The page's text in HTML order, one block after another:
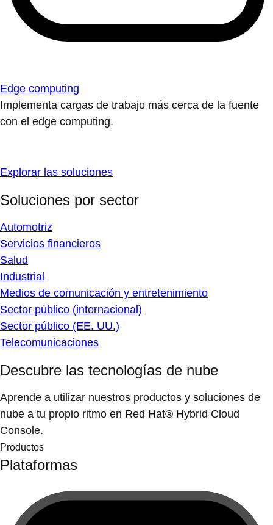
Edge computing
Implementa cargas de trabajo más cerca de la fuente
con el edge computing.
Explorar las soluciones
Soluciones por sector
Automotriz
Servicios financieros
Salud
Industrial
Medios de comunicación y entretenimiento
Sector público (internacional)
Sector público (EE. UU.)
Telecomunicaciones
Descubre las tecnologías de nube
Aprende a utilizar nuestros productos y soluciones de
nube a tu propio ritmo en Red Hat® Hybrid Cloud
Console.
Productos
Plataformas